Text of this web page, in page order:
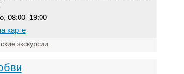
08:00–19:00
карте
экскурсии